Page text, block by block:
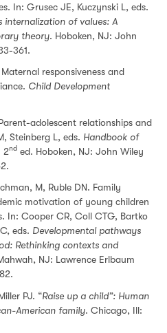
In: Grusec JE, Kuczynski L, eds.
internalization of values: A
theory. Hoboken, NJ: John
361.
responsiveness and
Child Development
adolescent relationships and
Steinberg L, eds. Handbook of
2nd ed. Hoboken, NJ: John Wiley
M, Ruble DN. Family
motivation of young children
In: Cooper CR, Coll CTG, Bartko
eds. Developmental pathways
Rethinking contexts and
NJ: Lawrence Erlbaum
PJ. “Raise up a child”: Human
American family. Chicago, Ill: